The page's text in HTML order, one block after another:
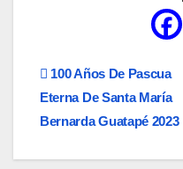
Navegación
de
entradas
100 Años De Pascua
Eterna De Santa María
Bernarda Guatapé 2023